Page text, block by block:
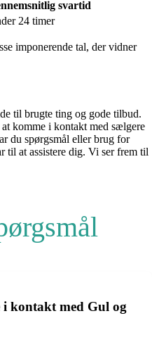
svartid
24 timer
imponerende tal, der vidner
til brugte ting og gode tilbud.
komme i kontakt med sælgere
du spørgsmål eller brug for
til at assistere dig. Vi ser frem til
kontakt med Gul og